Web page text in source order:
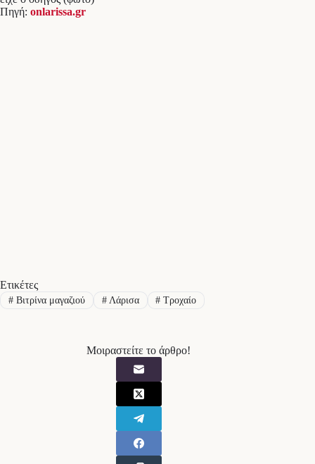
Πηγή: onlarissa.gr
Ετικέτες
#Βιτρίνα μαγαζιού #Λάρισα # Τροχαίο
Μοιραστείτε το άρθρο!